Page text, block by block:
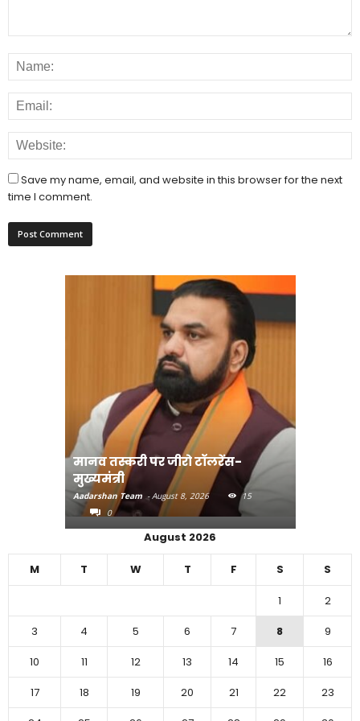
Save my name, email, and website in this browser for the next
time I comment.
मानव तस्करी पर जीरो टॉलरेंस-
मुख्यमंत्री
Aadarshan Team - August 8, 2026
15
0
August 2026
M T W T F S S
1
2
3
4 5 6 7 8
9
10
11 12 13 14 15
16
17
18 19 20 21 22
23